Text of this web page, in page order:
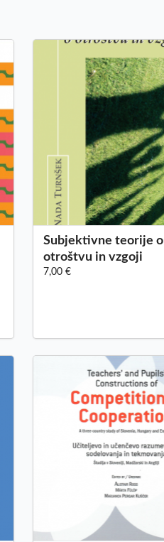
Subjektivne teorije o
otroštvu in vzgoji
7,00 €